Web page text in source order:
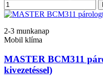
2-3 munkanap
Mobil klíma
MASTER BCM311
kivezetéssel)